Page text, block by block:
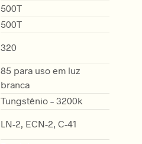
500T
500T
320
85 para uso em luz
branca
Tungstênio – 3200k
LN-2, ECN-2, C-41